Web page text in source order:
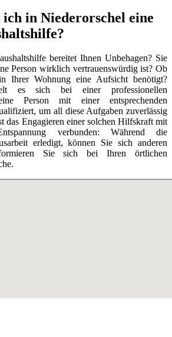
in Niederorschel eine
bereitet Ihnen Unbehagen? Sie
Person wirklich vertrauenswürdig ist? Ob
Ihrer Wohnung eine Aufsicht benötigt?
es sich bei einer professionellen
Person mit einer entsprechenden
um all diese Aufgaben zuverlässig
das Engagieren einer solchen Hilfskraft mit
verbunden: Während die
erledigt, können Sie sich anderen
Sie sich bei Ihren örtlichen